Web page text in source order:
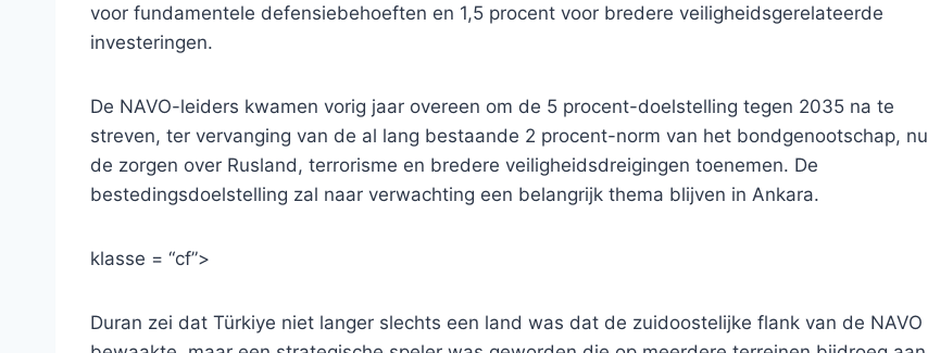
voor fundamentele defensiebehoeften en 1,5 procent voor bredere veiligheidsgerelateerde
investeringen.
De NAVO-leiders kwamen vorig jaar overeen om de 5 procent-doelstelling tegen 2035 na te
streven, ter vervanging van de al lang bestaande 2 procent-norm van het bondgenootschap, nu
de zorgen over Rusland, terrorisme en bredere veiligheidsdreigingen toenemen. De
bestedingsdoelstelling zal naar verwachting een belangrijk thema blijven in Ankara.
klasse = “cf”>
Duran zei dat Türkiye niet langer slechts een land was dat de zuidoostelijke flank van de NAVO